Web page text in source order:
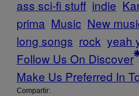
ass sci-fi stuff indie
prima Music New
long songs rock yeah
Follow Us On Discover
Make Us Preferred In
Compartir: